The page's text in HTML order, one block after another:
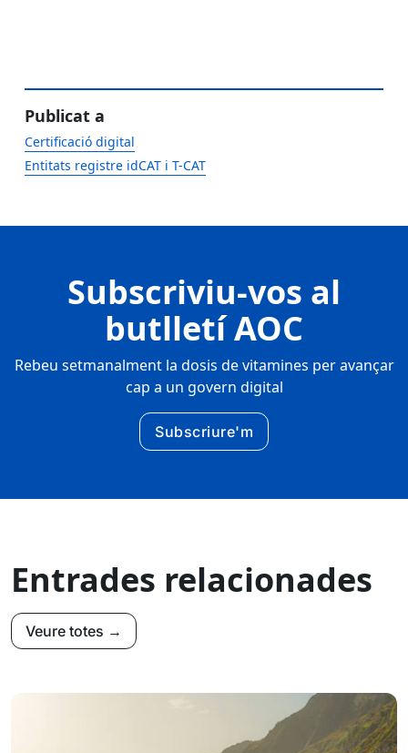
Publicat a
Certificació digital
Entitats registre idCAT i T-CAT
Subscriviu-vos al
butlletí AOC
Rebeu setmanalment la dosis de vitamines per avançar
cap a un govern digital
Subscriure'm
Entrades relacionades
Veure totes →